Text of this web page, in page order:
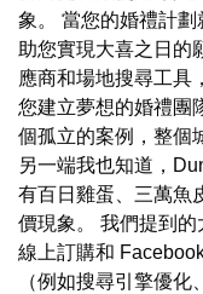
象。 當您的婚禮計
助您實現大喜之日的
應商和場地搜尋工具
您建立夢想的婚禮團
個孤立的案例，整個
另一端我也知道，
有百日雞蛋、三萬魚
價現象。 我們提到的
線上訂購和
（例如搜尋引擎優